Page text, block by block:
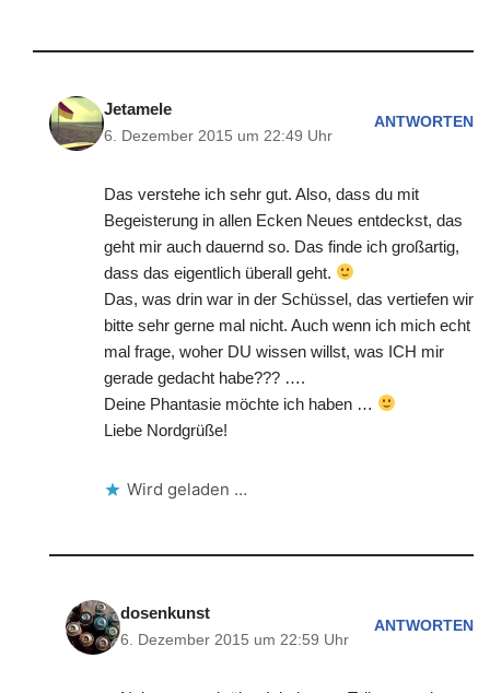
Jetamele
6. Dezember 2015 um 22:49 Uhr
ANTWORTEN
Das verstehe ich sehr gut. Also, dass du mit
Begeisterung in allen Ecken Neues entdeckst, das
geht mir auch dauernd so. Das finde ich großartig,
dass das eigentlich überall geht.
Das, was drin war in der Schüssel, das vertiefen wir
bitte sehr gerne mal nicht. Auch wenn ich mich echt
mal frage, woher DU wissen willst, was ICH mir
gerade gedacht habe??? ….
Deine Phantasie möchte ich haben …
Liebe Nordgrüße!
Wird geladen …
dosenkunst
6. Dezember 2015 um 22:59 Uhr
ANTWORTEN